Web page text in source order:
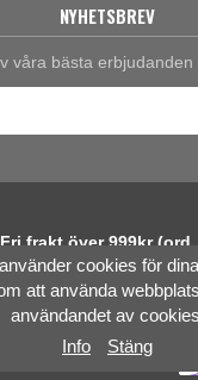
NYHETSBREV
våra bästa erbjudanden
Fri frakt över 999kr (ord.
öppet köpcookies för
att använda
användandet av
Info
Stäng